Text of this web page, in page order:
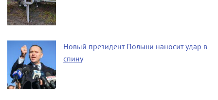
Новый президент Польши наносит удар в
спину